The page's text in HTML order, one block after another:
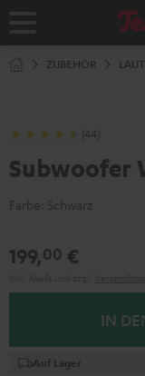
ZUBEHÖR
(44)
Subwoofer
Farbe: Schwarz
199,00 €
IN
Auf Lager